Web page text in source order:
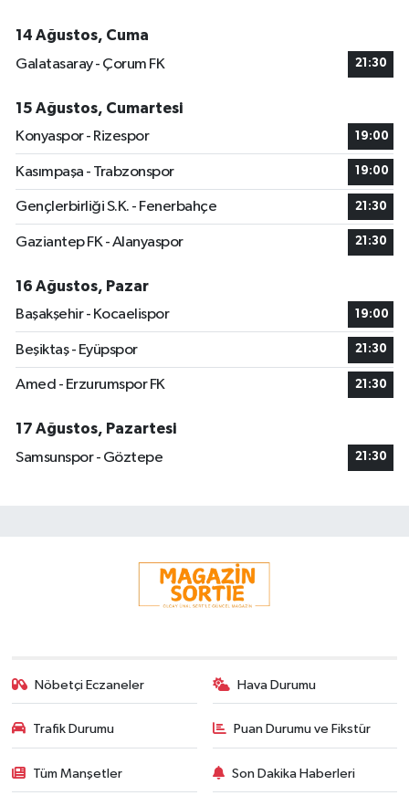
14 Ağustos, Cuma
Galatasaray - Çorum FK
21:30
15 Ağustos, Cumartesi
Konyaspor - Rizespor
19:00
Kasımpaşa - Trabzonspor 19:00
Gençlerbirliği S.K. - Fenerbahçe 21:30
Gaziantep FK - Alanyaspor 21:30
16 Ağustos, Pazar
Başakşehir - Kocaelispor
19:00
Beşiktaş - Eyüpspor 21:30
Amed - Erzurumspor FK 21:30
17 Ağustos, Pazartesi
Samsunspor - Göztepe
21:30
Nöbetçi Eczaneler Hava Durumu
Trafik Durumu Puan Durumu ve Fikstür
Tüm Manşetler Son Dakika Haberleri